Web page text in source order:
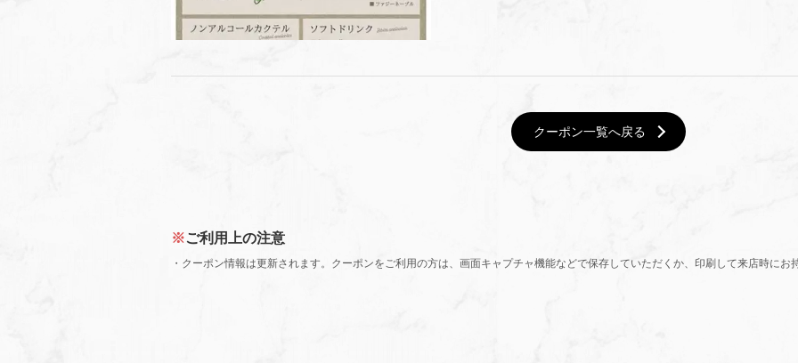
クーポン一覧へ戻る
ご利用上の注意
クーポン情報は更新されます。クーポンをご利用の方は、画面キャプチャ機能などで保存していただくか、印刷して来店時にお